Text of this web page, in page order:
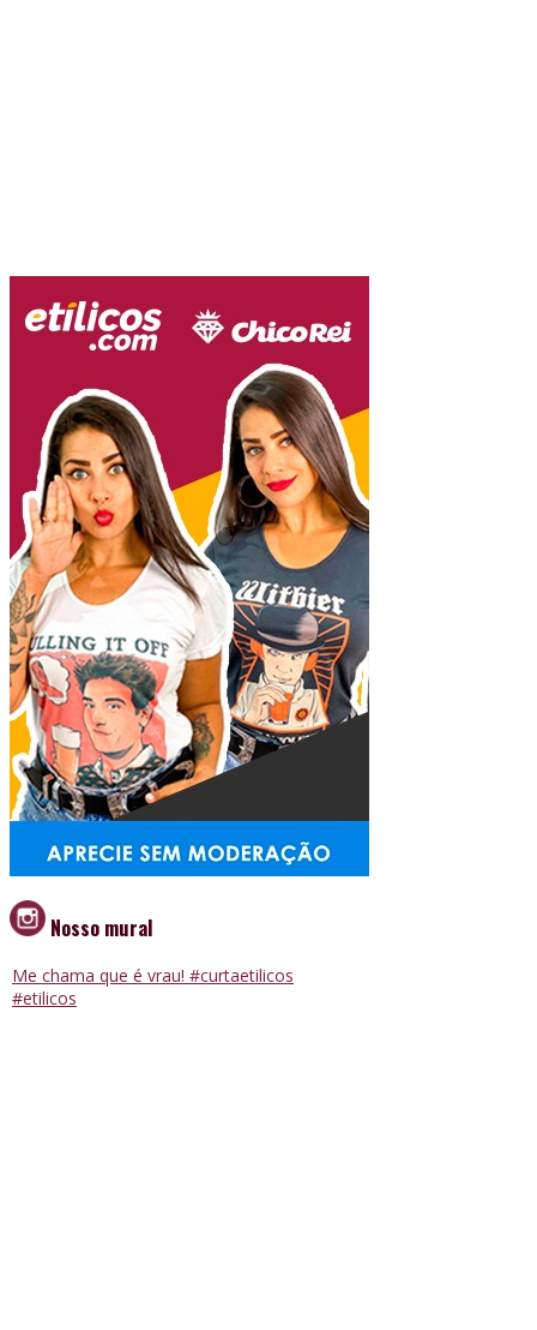
Nosso mural
Me chama que é vrau! #curtaetilicos
#etilicos